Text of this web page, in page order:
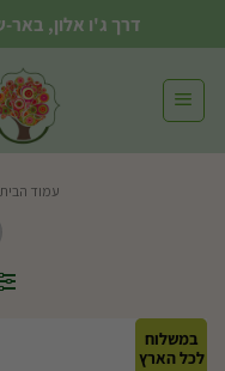
to
content
דרך ג'ו אלון, באר-
עמוד הבית
במשלוח
לכל הארץ